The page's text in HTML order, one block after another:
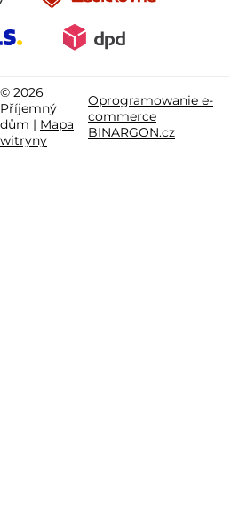
© 2026
Příjemný
dům | Mapa
witryny
Oprogramowanie e-
commerce
BINARGON.cz